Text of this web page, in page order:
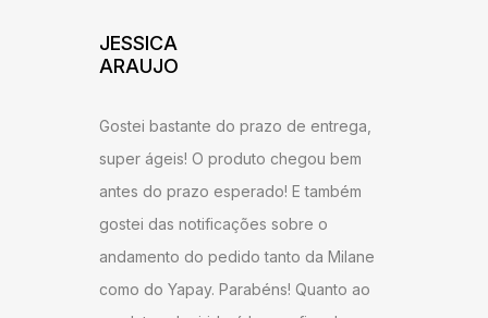
ADILSON
entrega! Estou satisfeito com o produto,
recomendo a todos que desejam ter um
ambiente agradável em sua sala de
estar.